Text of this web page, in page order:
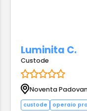
Luminita C.
Custode
Noventa
custode operaio